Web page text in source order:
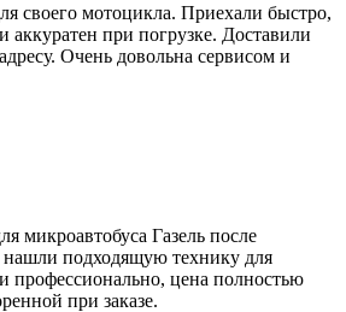
своего мотоцикла. Приехали быстро,
аккуратен при погрузке. Доставили
Очень довольна сервисом и
микроавтобуса Газель после
подходящую технику для
профессионально, цена полностью
при заказе.